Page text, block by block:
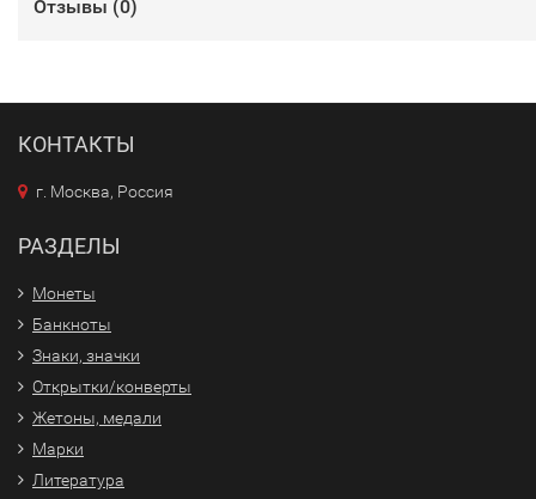
Отзывы (0)
КОНТАКТЫ
г. Москва, Россия
РАЗДЕЛЫ
Монеты
Банкноты
Знаки, значки
Открытки/конверты
Жетоны, медали
Марки
Литература